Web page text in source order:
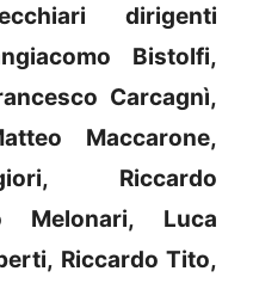
dirigenti
Bistolfi,
Carcagnì,
Maccarone,
Riccardo
Melonari, Luca
Riccardo Tito,